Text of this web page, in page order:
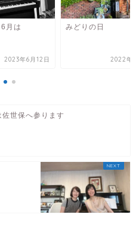
月は
2023年6月12日
みどりの日
2022年5
佐世保へ参ります